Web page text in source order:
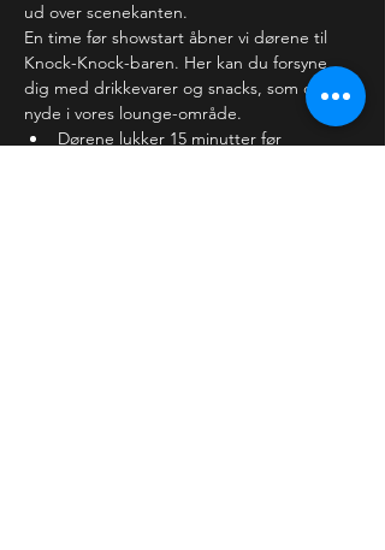
ud over scenekanten.
En time før showstart åbner vi dørene til
Knock-Knock-baren. Her kan du forsyne
dig med drikkevarer og snacks, som du kan
nyde i vores lounge-område.
Dørene lukker 15 minutter før